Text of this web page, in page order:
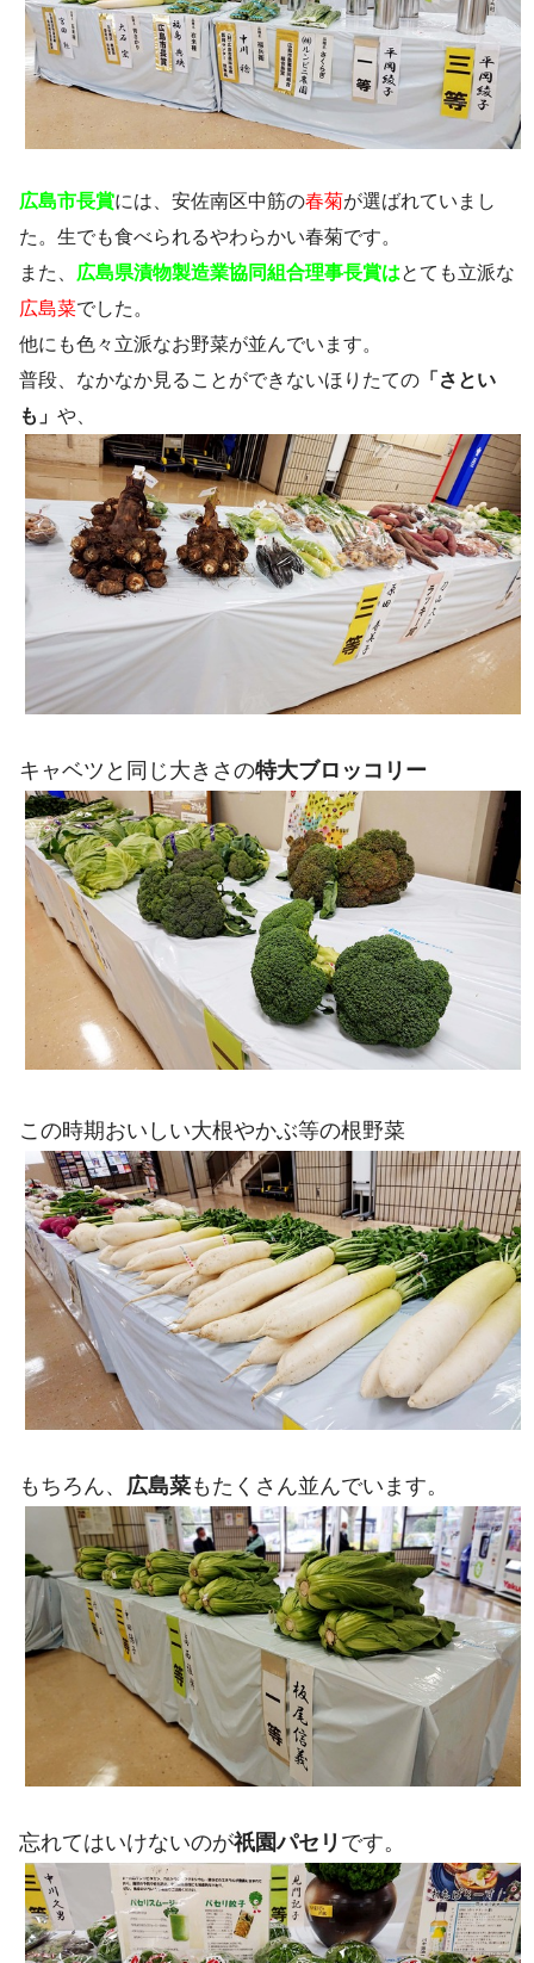
広島市長賞には、安佐南区中筋の春菊が選ばれていまし
た。生でも食べられるやわらかい春菊です。
また、 広島県漬物製造業協同組合理事長賞はとても立派な
広島菜でした。
他にも色々立派なお野菜が並んでいます。
普段、なかなか見ることができないほりたての 「さとい
も」 や、
キャベツと同じ大きさの特大ブロッコリー
この時期おいしい大根やかぶ等の根野菜
もちろん、 広島菜もたくさん並んでいます。
忘れてはいけないのが祇園パセリ です。